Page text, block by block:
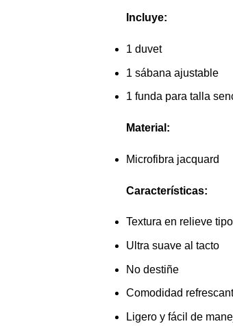
Incluye:
1 duvet
1 sábana ajustable
1 funda para talla
Material:
Microfibra jacquard
Características:
Textura en relieve
Ultra suave al tacto
No destiñe
Comodidad
Ligero y fácil de